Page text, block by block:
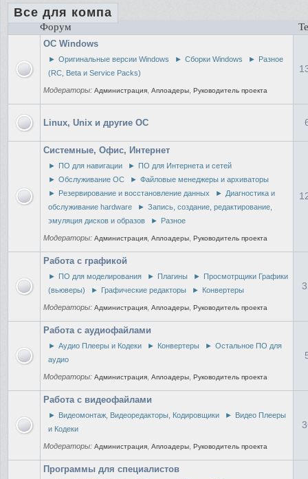
Все для компа
Форум
ОС Windows
► Оригинальные версии Windows ► Сборки Windows ► Разное
(RC, Beta и Service Packs)
Модераторы: Администрация Аплоадеры Руководитель проекта
Linux, Unix и другие ОС
Системные, Офис, Интернет
► ПО для навигации ► ПО для Интернета и сетей
► Обслуживание ОС ► Файловые менеджеры и архиваторы
► Резервирование и восстановление данных ► Диагностика и
обслуживание hardware
► Запись, создание, редактирование,
эмуляция дисков и образов
► Разное
Модераторы: Администрация Аплоадеры Руководитель проекта
Работа с графикой
► ПО для моделирования ► Плагины ► Просмотрщики Графики
(вьюверы)
► Графические редакторы ► Конвертеры
Модераторы: Администрация Аплоадеры Руководитель проекта
Работа с аудиофайлами
► Аудио Плееры и Кодеки ► Конвертеры ► Остальное ПО для
аудио
Модераторы: Администрация Аплоадеры Руководитель проекта
Работа с видеофайлами
► Видеомонтаж, Видеоредакторы, Кодировщики ► Видео Плееры
и Кодеки
Модераторы: Администрация Аплоадеры Руководитель проекта
Программы для специалистов